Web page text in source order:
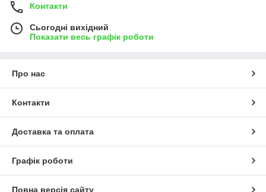
Контакти
Сьогодні вихідний
Показати весь графік роботи
Про нас
Контакти
Доставка та оплата
Графік роботи
Повна версія сайту